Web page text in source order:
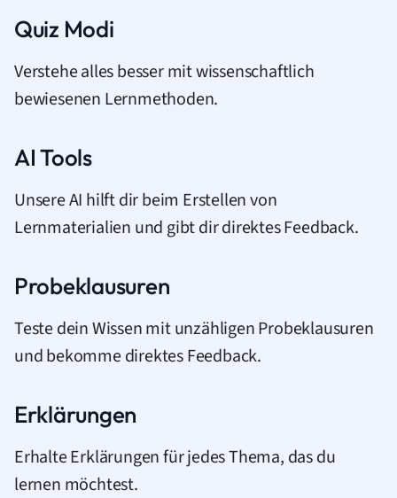
Quiz Modi
Verstehe alles besser mit wissenschaftlich
bewiesenen Lernmethoden.
AI Tools
Unsere AI hilft dir beim Erstellen von
Lernmaterialien und gibt dir direktes Feedback.
Probeklausuren
Teste dein Wissen mit unzähligen Probeklausuren
und bekomme direktes Feedback.
Erklärungen
Erhalte Erklärungen für jedes Thema, das du
lernen möchtest.